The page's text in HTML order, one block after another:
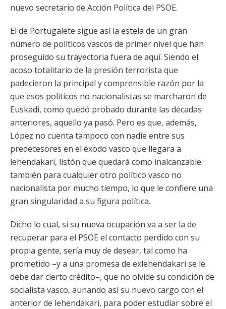
nuevo secretario de Acción Política del PSOE.
El de Portugalete sigue así la estela de un gran
número de políticos vascos de primer nivel que han
proseguido su trayectoria fuera de aquí. Siendo el
acoso totalitario de la presión terrorista que
padecieron la principal y comprensible razón por la
que esos políticos no nacionalistas se marcharon de
Euskadi, como quedó probado durante las décadas
anteriores, aquello ya pasó. Pero es que, además,
López no cuenta tampoco con nadie entre sus
predecesores en el éxodo vasco que llegara a
lehendakari, listón que quedará como inalcanzable
también para cualquier otro político vasco no
nacionalista por mucho tiempo, lo que le confiere una
gran singularidad a su figura política.
Dicho lo cual, si su nueva ocupación va a ser la de
recuperar para el PSOE el contacto perdido con su
propia gente, sería muy de desear, tal como ha
prometido –y a una promesa de exlehendakari se le
debe dar cierto crédito–, que no olvide su condición de
socialista vasco, aunando así su nuevo cargo con el
anterior de lehendakari, para poder estudiar sobre el